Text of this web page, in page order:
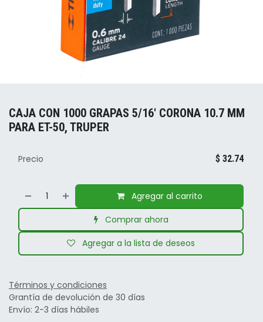
CAJA CON 1000 GRAPAS 5/16' CORONA 10.7 MM
PARA ET-50, TRUPER
Agregar al carrito
Comprar ahora
Agregar a la lista de deseos
Precio $ 32.74
Términos y condiciones
Grantía de devolución de 30 días
Envío: 2-3 días hábiles